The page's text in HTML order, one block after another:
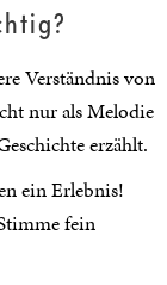
Verständnis von
nur als Melodie
erzählt.
ein Erlebnis!
fein